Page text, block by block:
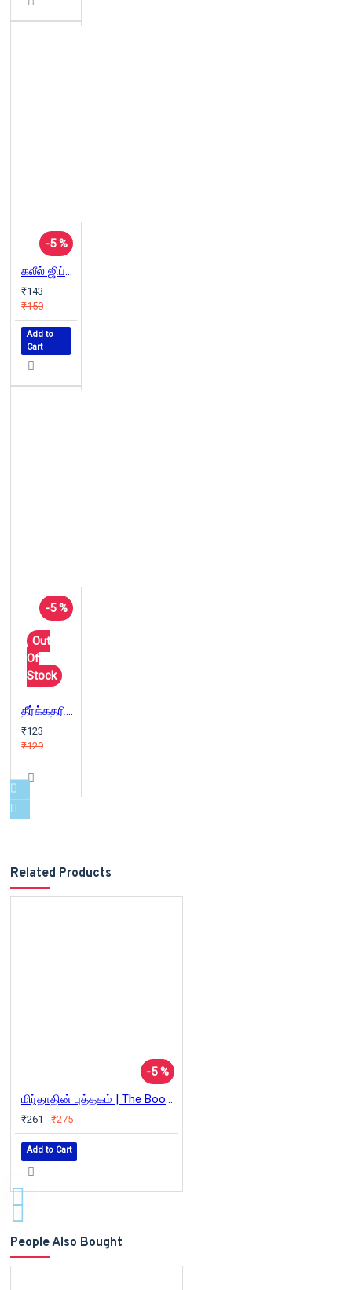
-5 %
கலீல் ஜிப்ரான் வாழ்க்கை வரலாறு
₹143
₹150
Add to
Cart
-5 %
Out
Of
Stock
தீர்க்கதரிசி | The Prophet (FINGERPRINT PUBLISHING)
₹123
₹129
Related Products
-5 %
மிர்தாதின் புத்தகம் | The Book of Mirdad
₹261 ₹275
Add to Cart
People Also Bought